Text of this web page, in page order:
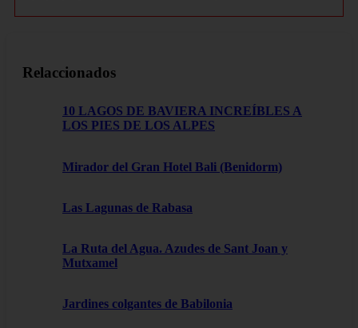
Relaccionados
10 LAGOS DE BAVIERA INCREÍBLES A
LOS PIES DE LOS ALPES
Mirador del Gran Hotel Bali (Benidorm)
Las Lagunas de Rabasa
La Ruta del Agua. Azudes de Sant Joan y
Mutxamel
Jardines colgantes de Babilonia